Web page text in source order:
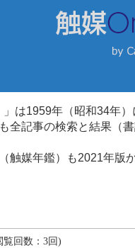
」は1959年（昭和34年
全記事の検索と結果（
触媒年鑑）も2021年
覧回数：3回)